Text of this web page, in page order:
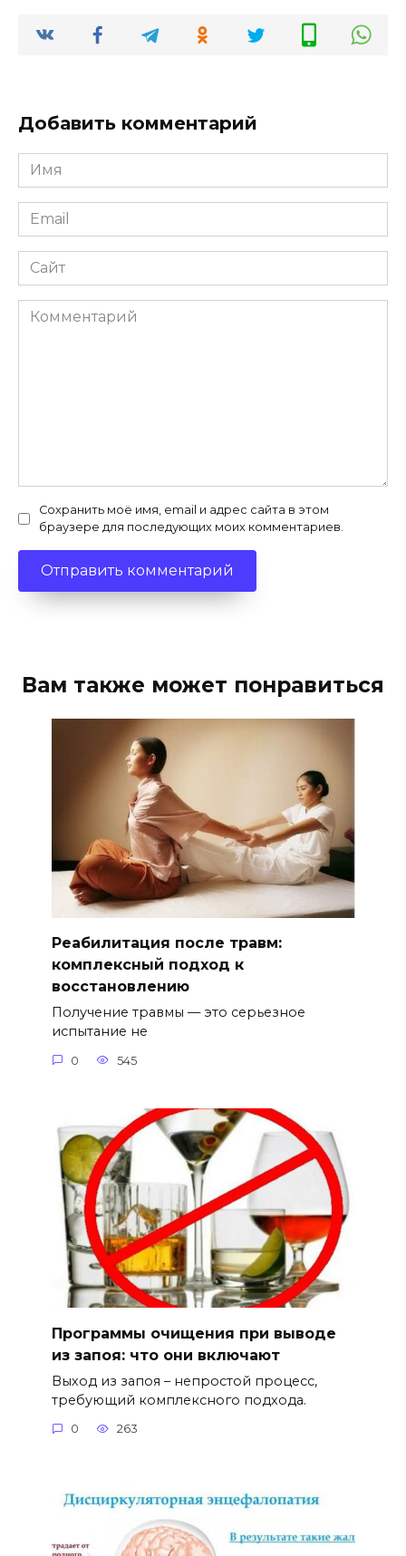
Добавить комментарий
Имя
*
Email
*
Сайт
Комментарий
Сохранить моё имя, email и адрес сайта в этом
браузере для последующих моих комментариев.
Вам также может понравиться
Реабилитация после травм:
комплексный подход к
восстановлению
Получение травмы — это серьезное
испытание не
0 545
Программы очищения при выводе
из запоя: что они включают
Выход из запоя – непростой процесс,
требующий комплексного подхода.
0 263